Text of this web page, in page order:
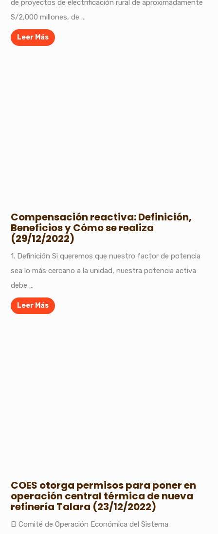
de proyectos de electrificación rural de aproximadamente
S/2,000 millones, de ...
Leer Más
Compensación reactiva: Definición,
Beneficios y Cómo se realiza
(29/12/2022)
1. Definición Si queremos que nuestro factor de potencia
sea lo más cercano a la unidad, nuestra potencia activa
debe ...
Leer Más
COES otorga permisos para poner en
operación central térmica de nueva
refinería Talara (23/12/2022)
El Comité de Operación Económica del Sistema